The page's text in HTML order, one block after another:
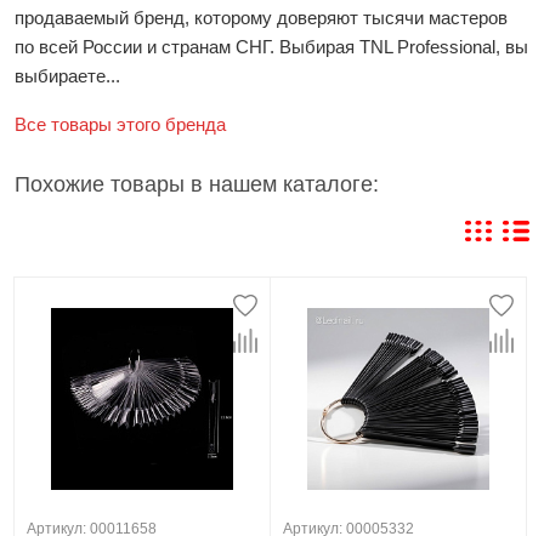
продаваемый бренд, которому доверяют тысячи мастеров
по всей России и странам СНГ. Выбирая TNL Professional, вы
выбираете...
Все товары этого бренда
Похожие товары в нашем каталоге:
Артикул: 00011658 Артикул: 00005332